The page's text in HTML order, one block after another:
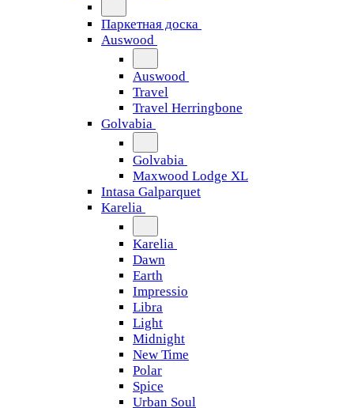
Паркетная доска
Auswood
Auswood
Travel
Travel Herringbone
Golvabia
Golvabia
Maxwood Lodge XL
Intasa Galparquet
Karelia
Karelia
Dawn
Earth
Impressio
Libra
Light
Midnight
New Time
Polar
Spice
Urban Soul